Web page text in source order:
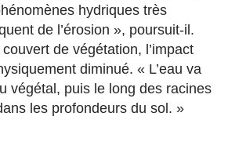
hydriques très
de l’érosion », poursuit-il.
de végétation, l’impact
diminué. « L’eau va
végétal, puis le long des racines
les profondeurs du sol. »